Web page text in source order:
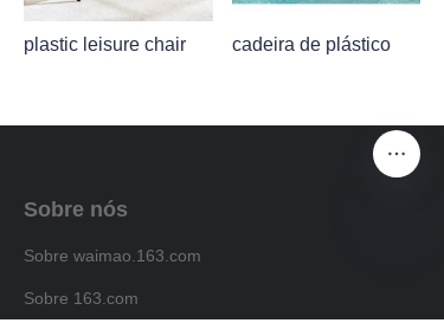
plastic leisure chair cadeira de plástico
Sobre nós
Sobre waimao.163.com
Sobre 163.com